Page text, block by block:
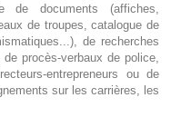
de documents (affiches,
de troupes, catalogue de
de recherches
procès-verbaux de police,
entrepreneurs ou de
sur les carrières, les